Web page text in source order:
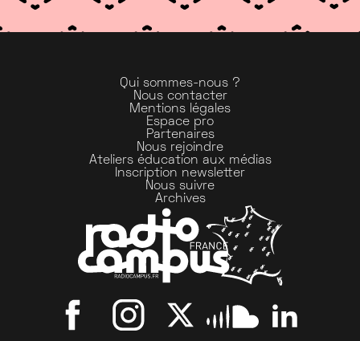
Qui sommes-nous ?
Nous contacter
Mentions légales
Espace pro
Partenaires
Nous rejoindre
Ateliers éducation aux médias
Inscription newsletter
Nous suivre
Archives